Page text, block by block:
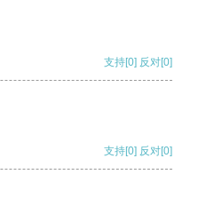
支持[0] 反对[0]
支持[0] 反对[0]